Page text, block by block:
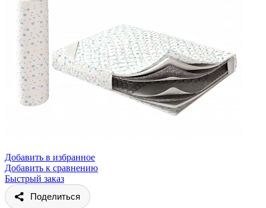
Добавить в избранное
Добавить к сравнению
Быстрый заказ
Поделиться